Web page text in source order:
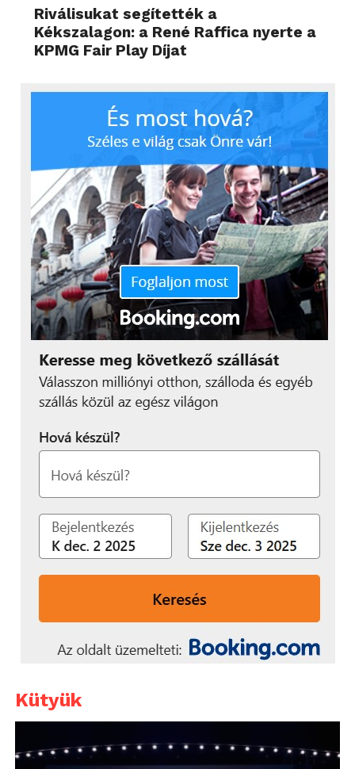
Riválisukat segítették a
Kékszalagon: a René Raffica nyerte a
KPMG Fair Play Díjat
Kütyük